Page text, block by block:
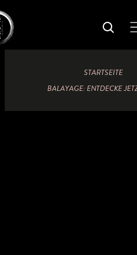
STARTSEITE
BALAYAGE: ENTDECKE